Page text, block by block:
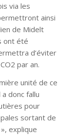
via les
ainsi
de Midelt
ont été
d’éviter
par an.
unité de ce
donc fallu
pour
sortant de
», explique